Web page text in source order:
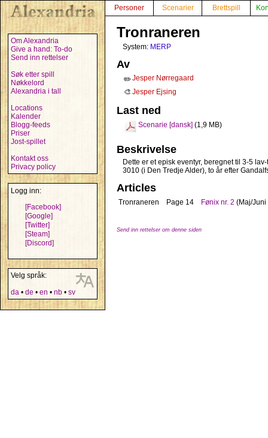
Om Alexandria
Give a hand: To-do
Send inn rettelser
Søk etter spill
Nøkkelord
Alexandria i tall
Locations
Kalender
Blogg-feeds
Priser
Jost-spillet
Kontakt oss
Privacy policy
Logg inn:
[Facebook]
[Google]
[Twitter]
[Steam]
[Discord]
Velg språk:
da • de • en • nb • sv
Personer Scenarier Brettspill
Tronraneren
System: MERP
Av
✏️Jesper Nørregaard
🎨 Jesper Ejsing
Last ned
Scenarie [dansk] (1,9 MB)
Beskrivelse
Dette er et episk eventyr, beregnet til 3-5
3010 (i Den Tredje Alder), to år efter
Articles
Tronraneren Page 14 Fønix nr. 2 (Maj/Juni
Send inn rettelser om denne siden